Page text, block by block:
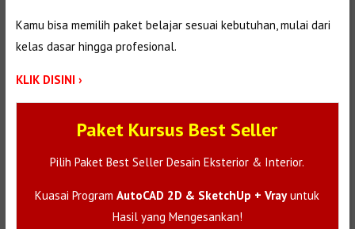
Kamu bisa memilih paket belajar sesuai kebutuhan, mulai dari
kelas dasar hingga profesional.
KLIK DISINI ›
Paket Kursus Best Seller
Pilih Paket Best Seller Desain Eksterior & Interior.
Kuasai ProgramAutoCAD 2D & SketchUp + Vrayuntuk
Hasil yang Mengesankan!